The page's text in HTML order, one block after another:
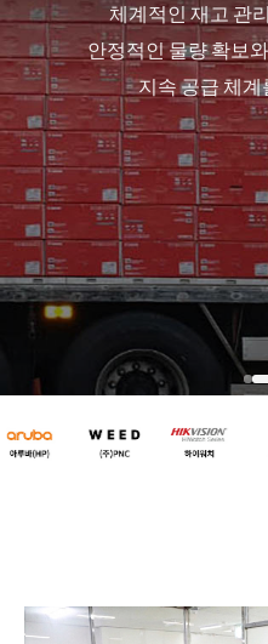
체계적인 재고 관
안정적인 물량 확보
지속 공급 체